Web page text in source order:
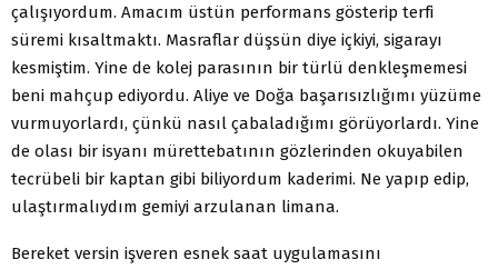
çalışıyordum. Amacım üstün performans gösterip terfi
süremi kısaltmaktı. Masraflar düşsün diye içkiyi, sigarayı
kesmiştim. Yine de kolej parasının bir türlü denkleşmemesi
beni mahçup ediyordu. Aliye ve Doğa başarısızlığımı yüzüme
vurmuyorlardı, çünkü nasıl çabaladığımı görüyorlardı. Yine
de olası bir isyanı mürettebatının gözlerinden okuyabilen
tecrübeli bir kaptan gibi biliyordum kaderimi. Ne yapıp edip,
ulaştırmalıydım gemiyi arzulanan limana.
Bereket versin işveren esnek saat uygulamasını